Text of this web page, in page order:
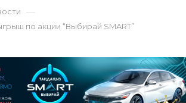
—
по акции “Выбирай SMART”